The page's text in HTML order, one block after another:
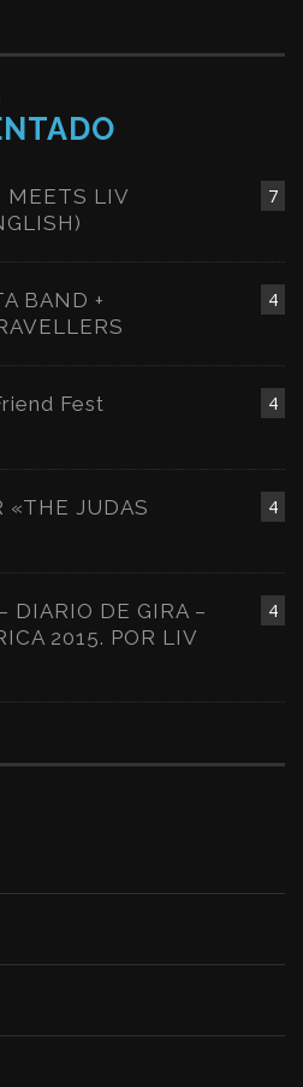
7
MEETS LIV
4
BAND +
4
Fest
4
JUDAS
4
DIARIO DE GIRA –
2015. POR LIV